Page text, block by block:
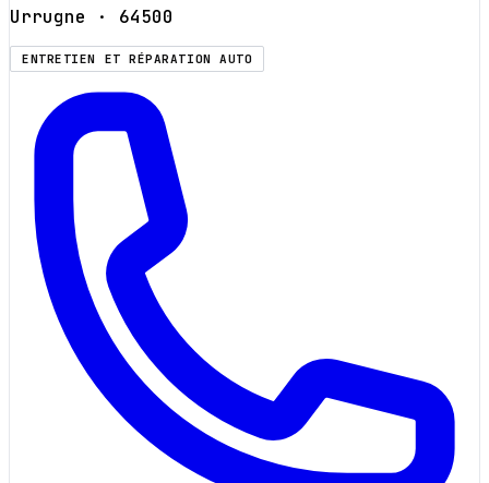
Urrugne · 64500
ENTRETIEN ET RÉPARATION AUTO